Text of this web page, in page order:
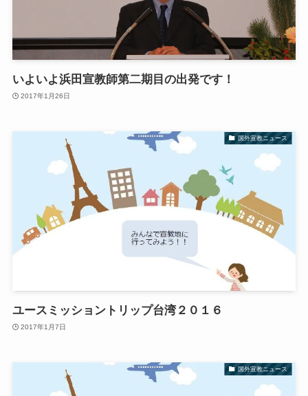
いよいよ浜田宣教師第二期目の出発です！
2017年1月26日
国外宣教ニュース
ユースミッショントリップ台湾２０１６
2017年1月7日
国外宣教ニュース